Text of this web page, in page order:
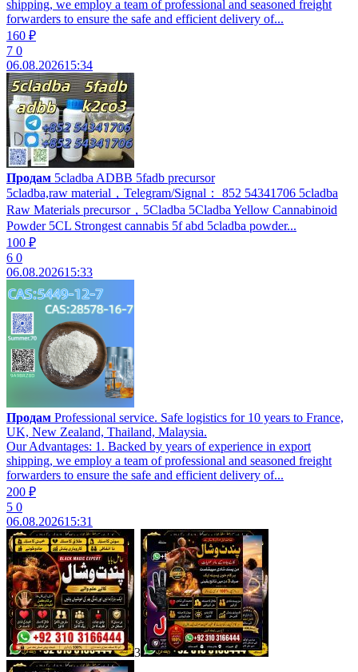
shipping, we employ a team of professional and seasoned freight
forwarders to ensure the safe and efficient delivery of...
160 ₽
7 0
06.08.202615:34
Продам 5cladba ADBB 5fadb precursor
5cladba,raw material，Telegram/Signal： 852 54341706 5cladba
Raw Materials precursor，5Cladba 5Cladba Yellow Cannabinoid
Powder 5CL Strongest cannabis 5f abd 5cladba powder...
100 ₽
6 0
06.08.202615:33
Продам Professional service. Safe logistics for 10 years to France,
UK, New Zealand, Thailand, Malaysia.
Our Advantages: 1. Backed by years of experience in export
shipping, we employ a team of professional and seasoned freight
forwarders to ensure the safe and efficient delivery of...
200 ₽
5 0
06.08.202615:31
3